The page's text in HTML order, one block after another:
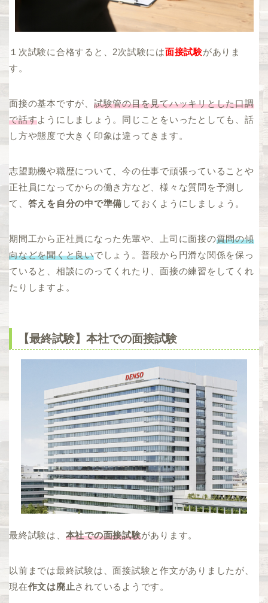
１次試験に合格すると、2次試験には面接試験がありま
す。
面接の基本ですが、 試験管の目を見てハッキリとした口調
で話すようにしましょう。同じことをいったとしても、話
し方や態度で大きく印象は違ってきます。
志望動機や職歴について、今の仕事で頑張っていることや
正社員になってからの働き方など、様々な質問を予測し
て、 答えを自分の中で準備 しておくようにしましょう。
期間工から正社員になった先輩や、上司に面接の質問の傾
向などを聞くと良いでしょう。普段から円滑な関係を保っ
ていると、相談にのってくれたり、面接の練習をしてくれ
たりしますよ。
【最終試験】本社での面接試験
最終試験は、 本社での面接試験があります。
以前までは最終試験は、面接試験と作文がありましたが、
現在作文は廃止されているようです。